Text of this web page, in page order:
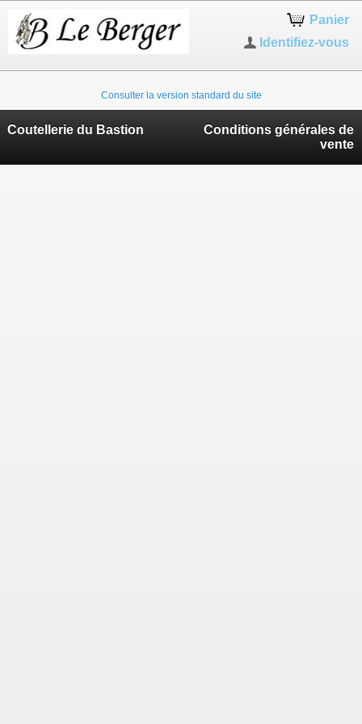
Panier
Identifiez-vous
Consulter la version standard du site
Coutellerie du Bastion
Conditions générales de
vente